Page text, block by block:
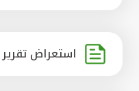
استعراض